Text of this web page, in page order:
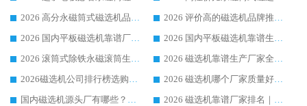
2026 高分永磁筒式磁选机品牌推荐 选矿设备强者对比测评采购避坑全攻略
2026 评价高的磁选机品牌推荐选购指南，永磁筒式磁选机设备领域强者全景行业口碑解析
2026 国内平板磁选机靠谱厂家排名 行业实测口碑设备按需选购全指南
2026 国内平板磁选机靠谱生产厂家推荐排名|行业口碑选购指南，领域强者按需选设备
2026 滚筒式除铁永磁滚筒生产厂家推荐排名|行业口碑选购指南，领域强者源头厂商精选
2026 磁选机靠谱生产厂家全梳理 分场景选型行业头部品牌选购参考攻略
2026磁选机公司排行榜选购指南|正规源头厂家推荐，领域强者高性价比靠谱信赖品牌
2026 磁选机哪个厂家质量好？十大靠谱磁电企业排名选购指南
国内磁选机源头厂有哪些？2026 综合实力排名与采购避坑技巧
2026 磁选机靠谱厂家排名｜华体会手机网页版-华体会(中国) 高性价比磁选机磁电品牌